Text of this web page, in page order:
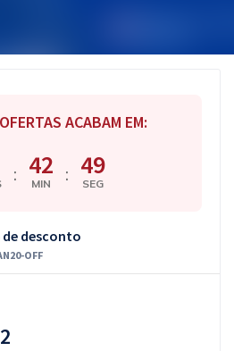
ACABAM EM:
: 42
MIN : 48
SEG
de desconto
OFF